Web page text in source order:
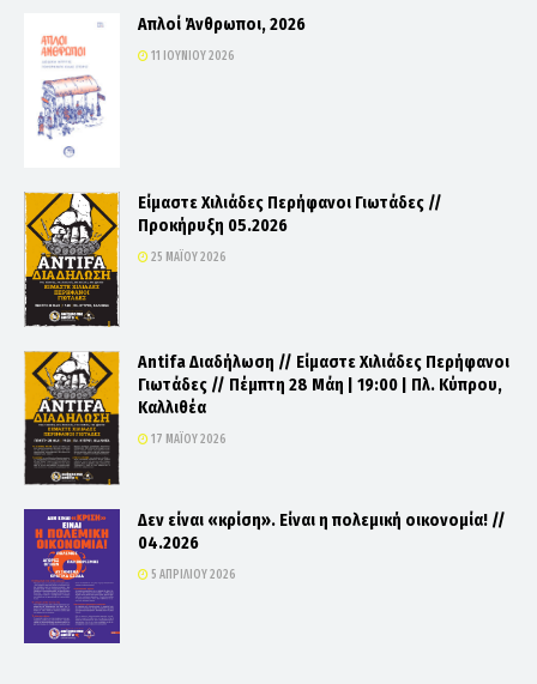
Απλοί Άνθρωποι, 2026
11 ΙΟΥΝΊΟΥ 2026
Είμαστε Χιλιάδες Περήφανοι Γιωτάδες //
Προκήρυξη 05.2026
25 ΜΑΪ́ΟΥ 2026
Antifa Διαδήλωση // Είμαστε Χιλιάδες Περήφανοι
Γιωτάδες // Πέμπτη 28 Μάη | 19:00 | Πλ. Κύπρου,
Καλλιθέα
17 ΜΑΪ́ΟΥ 2026
Δεν είναι «κρίση». Είναι η πολεμική οικονομία! //
04.2026
5 ΑΠΡΙΛΊΟΥ 2026